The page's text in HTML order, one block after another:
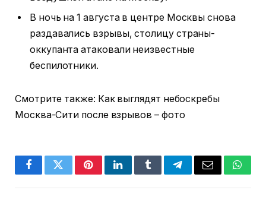
В ночь на 1 августа в центре Москвы снова
раздавались взрывы, столицу страны-
оккупанта атаковали неизвестные
беспилотники.
Смотрите также: Как выглядят небоскребы
Москва-Сити после взрывов – фото
FacebookTwitterPinterestLinkedInTumblrTelegramEmail